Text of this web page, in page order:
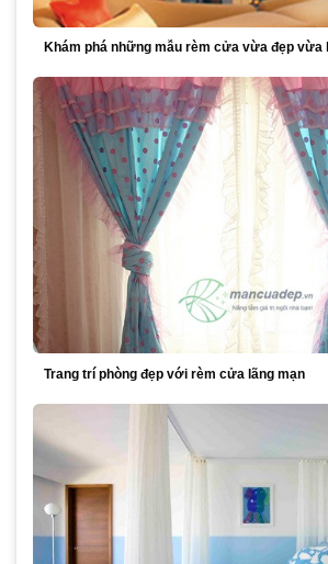
Khám phá những mẫu rèm cửa vừa đẹp vừa
Trang trí phòng đẹp với rèm cửa lãng mạn